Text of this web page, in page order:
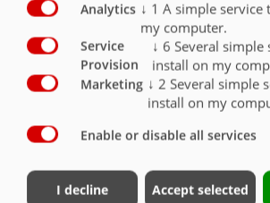
Механическое откидывание боковин
Лестница выдвижная
Боковые стенки и задняя стенка высотой
2000 мм, с надставной решеткой для
передней стенки
X
Боковые стенки и задняя стенка высотой
2300 мм, с надставной решеткой для
Analytics ↓ 1 A simple service
my computer.
Service
Provision
↓ 6 Several simple
install on my
Marketing ↓ 2 Several simple
install on my
Enable or disable all services
I decline Accept selected